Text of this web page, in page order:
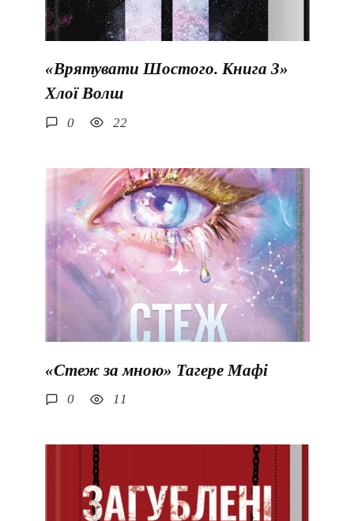
«Врятувати Шостого. Книга 3»
Хлої Волш
0 22
«Стеж за мною» Тагере Мафі
0 11